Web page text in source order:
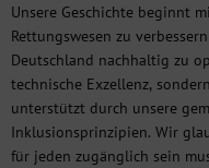
Unsere Geschichte beginnt
Rettungswesen zu
Deutschland nachhaltig zu
technische Exzellenz,
unterstützt durch unsere
Inklusionsprinzipien. Wir
für jeden zugänglich sein